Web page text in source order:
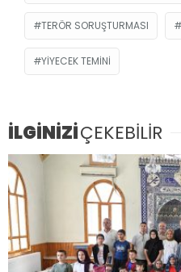
TERÖR SORUŞTURMASI
YIYECEK TEMINI
İLGİNİZİÇEKEBİLİR